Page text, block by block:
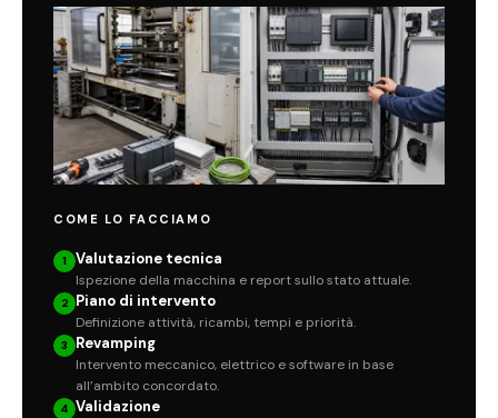
COME LO FACCIAMO
1 Valutazione tecnica
Ispezione della macchina e report sullo stato attuale.
2 Piano di intervento
Definizione attività, ricambi, tempi e priorità.
3 Revamping
Intervento meccanico, elettrico e software in base
all’ambito concordato.
4 Validazione